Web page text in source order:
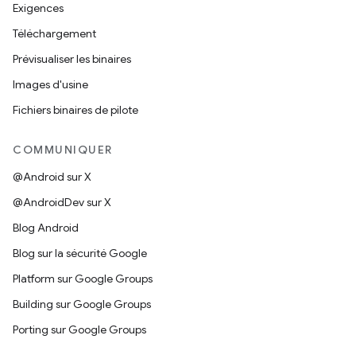
Exigences
Téléchargement
Prévisualiser les binaires
Images d'usine
Fichiers binaires de pilote
COMMUNIQUER
@Android sur X
@AndroidDev sur X
Blog Android
Blog sur la sécurité Google
Platform sur Google Groups
Building sur Google Groups
Porting sur Google Groups